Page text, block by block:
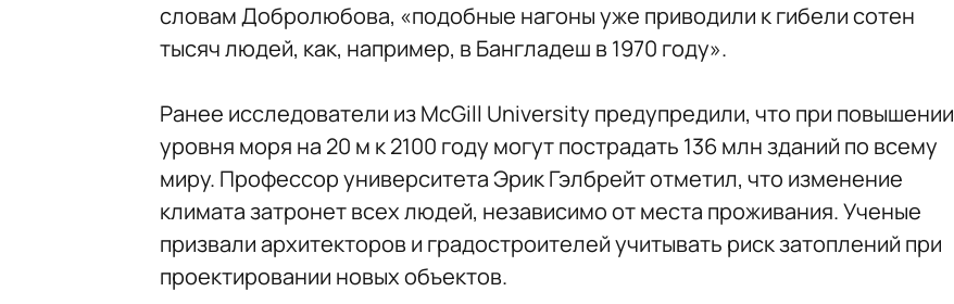
словам Добролюбова, «подобные нагоны уже приводили к гибели сотен
тысяч людей, как, например, в Бангладеш в 1970 году».
Ранее исследователи из McGill University предупредили, что при повышении
уровня моря на 20 м к 2100 году могут пострадать 136 млн зданий по всему
миру. Профессор университета Эрик Гэлбрейт отметил, что изменение
климата затронет всех людей, независимо от места проживания. Ученые
призвали архитекторов и градостроителей учитывать риск затоплений при
проектировании новых объектов.